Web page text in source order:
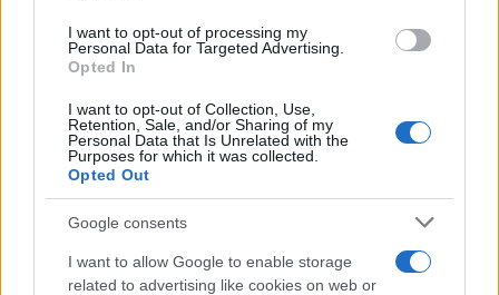
I want to opt-out of processing my
Personal Data for Targeted Advertising.
Opted In
I want to opt-out of Collection, Use,
Retention, Sale, and/or Sharing of my
Personal Data that Is Unrelated with the
Purposes for which it was collected.
Opted Out
Google consents
I want to allow Google to enable storage
related to advertising like cookies on web or